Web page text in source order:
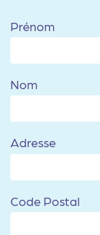
Prénom
Nom
Adresse
Code Postal